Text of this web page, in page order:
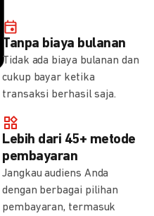
Tanpa biaya bulanan
Tidak ada biaya bulanan dan
cukup bayar ketika
transaksi berhasil saja.
Lebih dari 45+ metode
pembayaran
Jangkau audiens Anda
dengan berbagai pilihan
pembayaran, termasuk